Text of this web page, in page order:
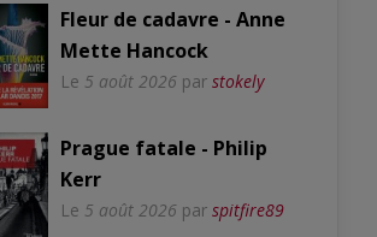
Fleur de cadavre - Anne
Mette Hancock
Le 5 août 2026 par stokely
Prague fatale - Philip
Kerr
Le 5 août 2026 par spitfire89